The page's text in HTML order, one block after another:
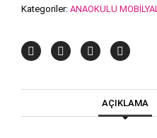
Kategoriler: ANAOKULU
AÇIKLAMA